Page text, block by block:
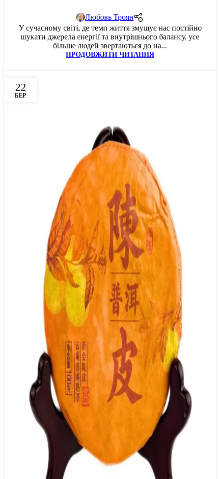
Любовь Троян
У сучасному світі, де темп життя змушує нас постійно
шукати джерела енергії та внутрішнього балансу, усе
більше людей звертаються до на...
ПРОДОВЖИТИ ЧИТАННЯ
22
БЕР